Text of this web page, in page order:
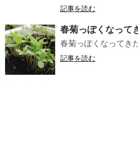
記事を読む
春菊っぽくなって
春菊っぽくなってき
記事を読む